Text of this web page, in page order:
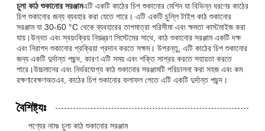
চুলা কাঠ শুকানোর সরঞ্জামএটি একটি কাঠের চিপ শুকানোর মেশিন যা বিভিন্ন ধরণের কাঠের
চিপ শুকানোর জন্য ব্যবহার করা যেতে পারে। এটি একটি চুল্লি টাইপ কাঠ শুকানোর
সরঞ্জাম যা 30-60 °C থেকে ব্যবহারের তাপমাত্রা পরিসীমা এবং ক্ষমতা কাস্টমাইজ করা
যায়।উন্নত এবং স্বয়ংক্রিয় নিয়ন্ত্রণ সিস্টেমের সাথে, কাঠ শুকানোর সরঞ্জাম একটি দক্ষ
এবং নিরাপদ শুকানোর প্রক্রিয়া প্রদান করতে সক্ষম। উপরন্তু, এটি কাঠের চিপ শুকানোর
জন্য একটি দুর্দান্ত পছন্দ, কারণ এটি সময় এবং শক্তি সাশ্রয় করতে সহায়তা করতে
পারে।উচ্চমানের এবং নির্ভরযোগ্য কাঠ শুকানোর সরঞ্জামটি পরিচালনা করা সহজ এবং কম
রক্ষণাবেক্ষণঅতএব, কাঠের চিপ শুকানোর ফলাফল পেতে এটি একটি দুর্দান্ত পছন্দ।
বৈশিষ্ট্যঃ
পণ্যের নামঃ চুলা কাঠ শুকানোর সরঞ্জাম